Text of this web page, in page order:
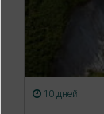
10 дней